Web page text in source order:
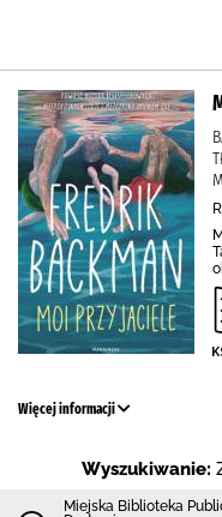
Więcej informacji
Wyszukiwanie:
Miejska Biblioteka